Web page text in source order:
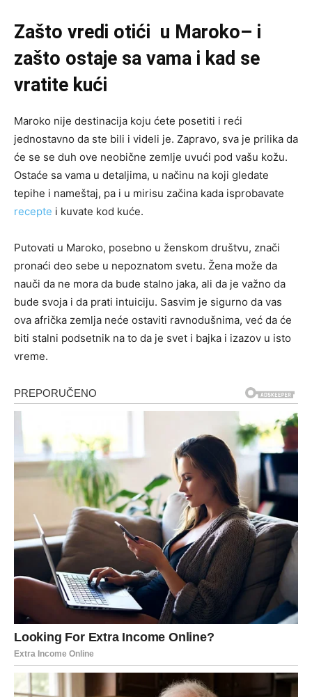
Zašto vredi otići u Maroko– i
zašto ostaje sa vama i kad se
vratite kući
Maroko nije destinacija koju ćete posetiti i reći
jednostavno da ste bili i videli je. Zapravo, sva je prilika da
će se se duh ove neobične zemlje uvući pod vašu kožu.
Ostaće sa vama u detaljima, u načinu na koji gledate
tepihe i nameštaj, pa i u mirisu začina kada isprobavate
recepte i kuvate kod kuće.
Putovati u Maroko, posebno u ženskom društvu, znači
pronaći deo sebe u nepoznatom svetu. Žena može da
nauči da ne mora da bude stalno jaka, ali da je važno da
bude svoja i da prati intuiciju. Sasvim je sigurno da vas
ova afrička zemlja neće ostaviti ravnodušnima, već da će
biti stalni podsetnik na to da je svet i bajka i izazov u isto
vreme.